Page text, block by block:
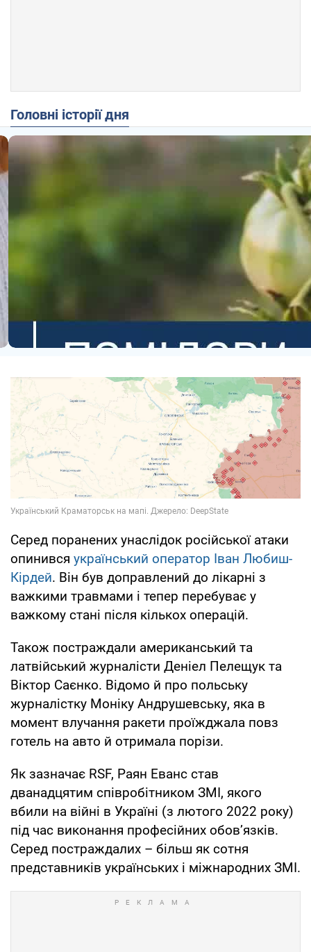
Головні історії дня
Серед поранених унаслідок російської атаки
опинився український оператор Іван Любиш-
Кірдей. Він був доправлений до лікарні з
важкими травмами і тепер перебуває у
важкому стані після кількох операцій.
Також постраждали американський та
латвійський журналісти Деніел Пелещук та
Віктор Саєнко. Відомо й про польську
журналістку Моніку Андрушевську, яка в
момент влучання ракети проїжджала повз
готель на авто й отримала порізи.
Як зазначає RSF, Раян Еванс став
дванадцятим співробітником ЗМІ, якого
вбили на війні в Україні (з лютого 2022 року)
під час виконання професійних обов’язків.
Серед постраждалих – більш як сотня
представників українських і міжнародних ЗМІ.